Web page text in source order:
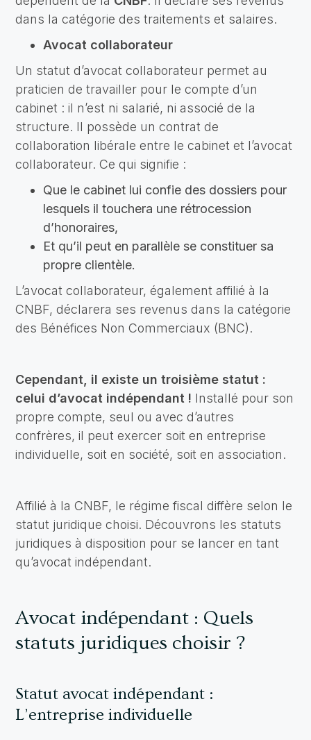
dans la catégorie des traitements et salaires.
Avocat collaborateur
Un statut d’avocat collaborateur permet au
praticien de travailler pour le compte d’un
cabinet : il n’est ni salarié, ni associé de la
structure. Il possède un contrat de
collaboration libérale entre le cabinet et l’avocat
collaborateur. Ce qui signifie :
Que le cabinet lui confie des dossiers pour
lesquels il touchera une rétrocession
d’honoraires,
Et qu’il peut en parallèle se constituer sa
propre clientèle.
L’avocat collaborateur, également affilié à la
CNBF, déclarera ses revenus dans la catégorie
des Bénéfices Non Commerciaux (BNC).
Cependant, il existe un troisième statut :
celui d’avocat indépendant ! Installé pour son
propre compte, seul ou avec d’autres
confrères, il peut exercer soit en entreprise
individuelle, soit en société, soit en association.
Affilié à la CNBF, le régime fiscal diffère selon le
statut juridique choisi. Découvrons les statuts
juridiques à disposition pour se lancer en tant
qu’avocat indépendant.
Avocat indépendant : Quels
statuts juridiques choisir ?
Statut avocat indépendant :
L’entreprise individuelle